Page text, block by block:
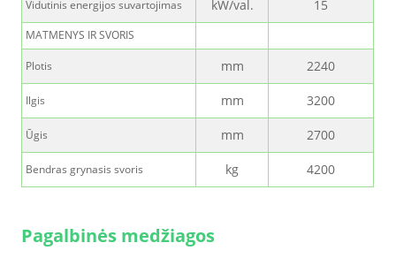
Vidutinis energijos suvartojimas kW/val. 15
MATMENYS IR SVORIS
Plotis mm 2240
Ilgis mm 3200
Ūgis mm 2700
Bendras grynasis svoris kg 4200
Pagalbinės medžiagos